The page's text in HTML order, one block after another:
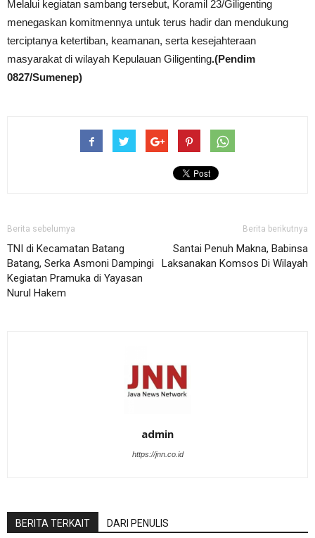
Melalui kegiatan sambang tersebut, Koramil 23/Giligenting
menegaskan komitmennya untuk terus hadir dan mendukung
terciptanya ketertiban, keamanan, serta kesejahteraan
masyarakat di wilayah Kepulauan Giligenting.(Pendim
0827/Sumenep)
Berita sebelumya
TNI di Kecamatan Batang
Batang, Serka Asmoni Dampingi
Kegiatan Pramuka di Yayasan
Nurul Hakem
Berita berikutnya
Santai Penuh Makna, Babinsa
Laksanakan Komsos Di Wilayah
admin
https://jnn.co.id
BERITA TERKAIT DARI PENULIS